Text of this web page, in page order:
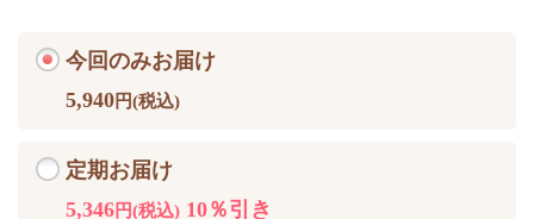
今回のみお届け
5,940円(税込)
定期お届け
5,346円(税込) 10％引き